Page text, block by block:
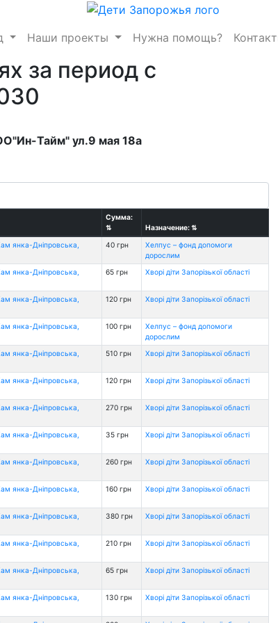
Наши проекты Нужна помощь?
за период с
Тайм" ул.9 мая 18а
Сумма:
⇅
Назначение:⇅
янка-Дніпровська,
40 грн
Хелпус – фонд допомоги
дорослим
янка-Дніпровська,
65 грн Хворі діти Запорізької області
янка-Дніпровська,
120 грн Хворі діти Запорізької області
янка-Дніпровська,
100 грн
Хелпус – фонд допомоги
дорослим
янка-Дніпровська,
510 грн Хворі діти Запорізької області
янка-Дніпровська,
120 грн Хворі діти Запорізької області
янка-Дніпровська,
270 грн Хворі діти Запорізької області
янка-Дніпровська,
35 грн Хворі діти Запорізької області
янка-Дніпровська,
260 грн Хворі діти Запорізької області
янка-Дніпровська,
160 грн Хворі діти Запорізької області
янка-Дніпровська,
380 грн Хворі діти Запорізької області
янка-Дніпровська,
210 грн Хворі діти Запорізької області
янка-Дніпровська,
65 грн Хворі діти Запорізької області
янка-Дніпровська,
130 грн Хворі діти Запорізької області